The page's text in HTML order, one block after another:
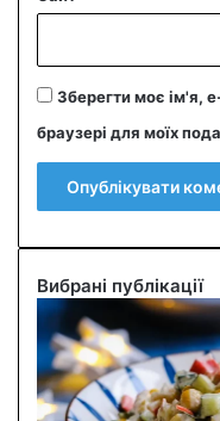
Зберегти моє ім'я,
браузері для моїх
Вибрані публікації
С
м
ч
н